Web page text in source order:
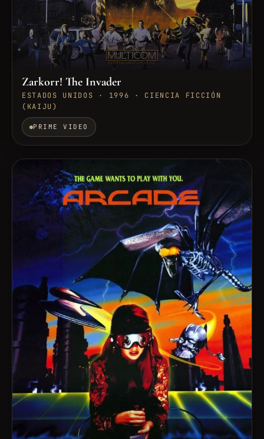
Zarkorr! The Invader
ESTADOS UNIDOS · 1996 · CIENCIA FICCIÓN
(KAIJU)
PRIME VIDEO